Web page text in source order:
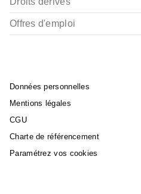
Offres d'emploi
Données personnelles
Mentions légales
CGU
Charte de référencement
Paramétrez vos cookies